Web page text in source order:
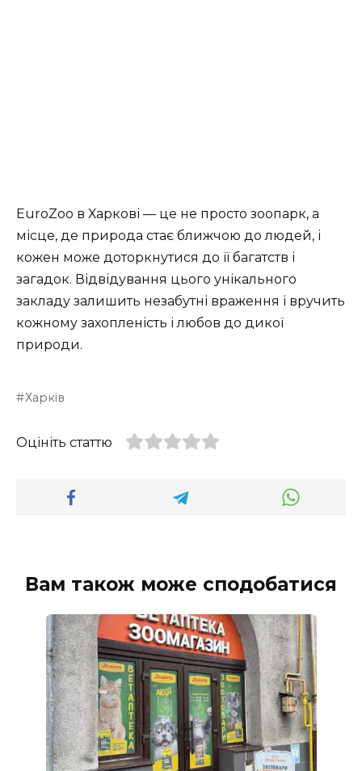
EuroZoo в Харкові — це не просто зоопарк, а
місце, де природа стає ближчою до людей, і
кожен може доторкнутися до її багатств і
загадок. Відвідування цього унікального
закладу залишить незабутні враження і вручить
кожному захопленість і любов до дикої
природи.
Харків
Оцініть статтю
Вам також може сподобатися